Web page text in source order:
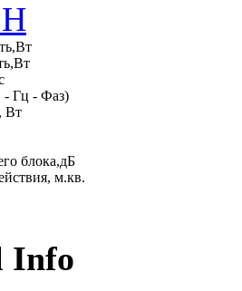
- Гц - Фаз)
Вт
блока,дБ
м.кв.
Info